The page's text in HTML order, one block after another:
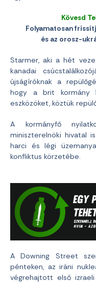
Kövesd
Folyamatosan
és az orosz-
Starmer, aki a hét
kanadai
újságíróknak a
hogy a brit kormány
eszközöket, köztük
A kormányfő
miniszterelnöki hivatal
harci és légi
konfliktus körzetébe.
A Downing Street
pénteken, az iráni
végrehajtott első